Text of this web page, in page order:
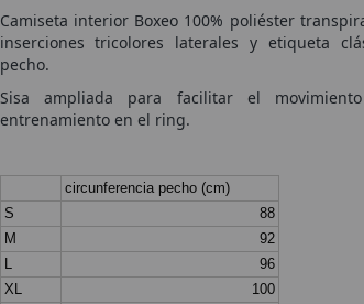
Camiseta interior Boxeo 100% poliéster
inserciones tricolores laterales y etiqueta
pecho.
Sisa ampliada para facilitar el
entrenamiento en el ring.
circunferencia pecho (cm)
S
88
M
92
L
96
XL
100